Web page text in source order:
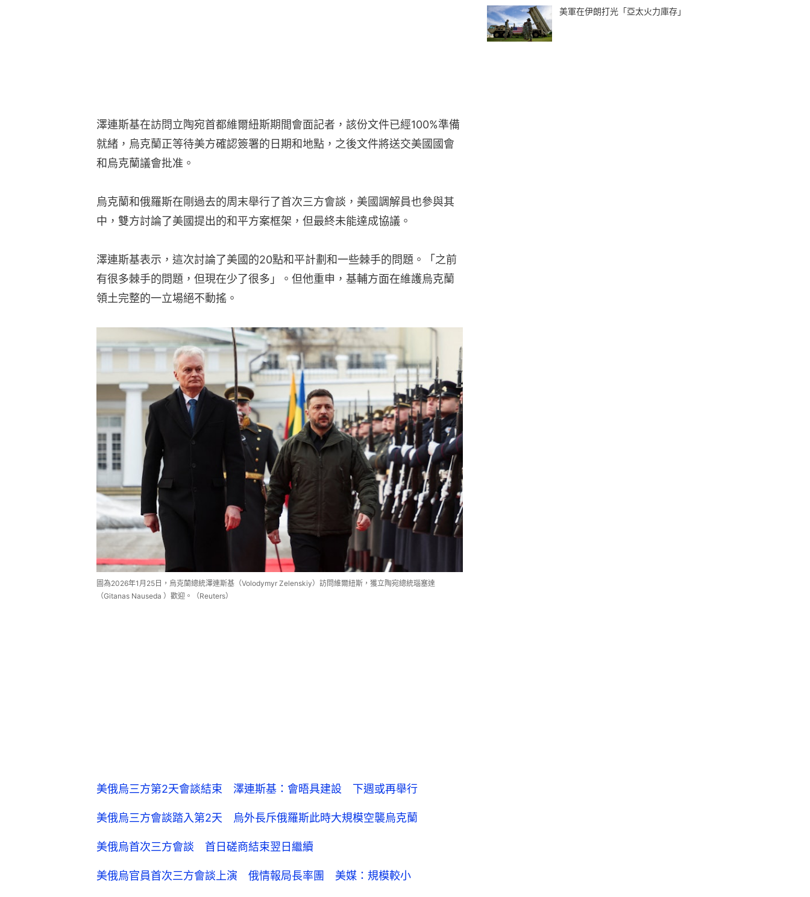
澤連斯基在訪問立陶宛首都維爾紐斯期間會面記者，該份文件已經100%準備
就緒，烏克蘭正等待美方確認簽署的日期和地點，之後文件將送交美國國會
和烏克蘭議會批准。
烏克蘭和俄羅斯在剛過去的周末舉行了首次三方會談，美國調解員也參與其
中，雙方討論了美國提出的和平方案框架，但最終未能達成協議。
澤連斯基表示，這次討論了美國的20點和平計劃和一些棘手的問題。「之前
有很多棘手的問題，但現在少了很多」。但他重申，基輔方面在維護烏克蘭
領土完整的一立場絕不動搖。
圖為2026年1月25日，烏克蘭總統澤連斯基（Volodymyr Zelenskiy）訪問維爾紐斯，獲立陶宛總統瑙塞達
（Gitanas Nauseda ）歡迎。（Reuters）
美俄烏三方第2天會談結束 澤連斯基：會晤具建設 下週或再舉行
美俄烏三方會談踏入第2天 烏外長斥俄羅斯此時大規模空襲烏克蘭
美俄烏首次三方會談 首日磋商結束翌日繼續
美俄烏官員首次三方會談上演 俄情報局長率團 美媒：規模較小
美軍在伊朗打光「亞太火力庫存」